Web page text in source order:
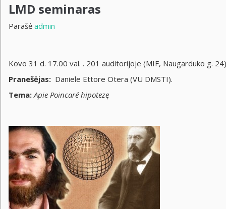
LMD seminaras
Parašė admin
Kovo 31 d. 17.00 val. . 201 auditorijoje (MIF, Naugarduko g.
Pranešėjas: Daniele Ettore Otera (VU DMSTI).
Tema: Apie Poincaré hipotezę